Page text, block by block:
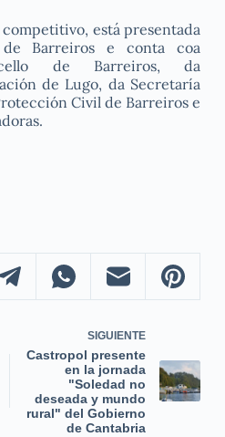
está presentada
de Barreiros e conta coa
de Barreiros, da
de Lugo, da Secretaría
Civil de Barreiros e
SIGUIENTE
Castropol presente
en la jornada
"Soledad no
deseada y mundo
rural" del Gobierno
de Cantabria